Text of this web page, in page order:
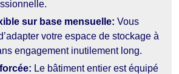
sur base mensuelle: Vous
votre espace de stockage à
engagement inutilement long.
Le bâtiment entier est équipé